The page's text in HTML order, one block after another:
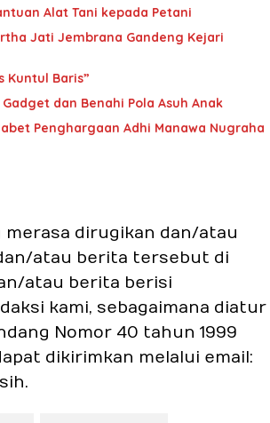
Alat Tani kepada Petani
Jati Jembrana Gandeng Kejari
Kuntul Baris”
dan Benahi Pola Asuh Anak
Penghargaan Adhi Manawa Nugraha
merasa dirugikan dan/atau
atau berita tersebut di
atau berita berisi
kami, sebagaimana diatur
Nomor 40 tahun 1999
dikirimkan melalui email: